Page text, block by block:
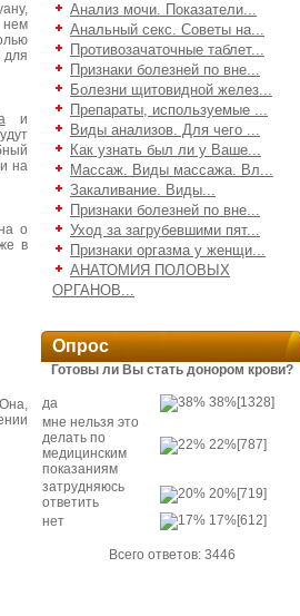
для
и
на
о
в
Анализ мочи. Показатели...
Анальный секс. Советы на...
Противозачаточные таблет...
Признаки болезней по вне...
Болезни щитовидной желез...
Препараты, используемые ...
Виды анализов. Для чего ...
Как узнать был ли у Ваше...
Массаж. Виды массажа. Вл...
Закаливание. Виды...
Признаки болезней по вне...
Уход за загрубевшими пят...
Признаки оргазма у женщи...
АНАТОМИЯ ПОЛОВЫХ
ОРГАНОВ...
Опрос
Готовы ли Вы стать донором крови?
да 38%[1328]
мне нельзя это
делать по
медицинским
показаниям
22%[787]
затрудняюсь
ответить
20%[719]
нет
17%[612]
Всего ответов: 3446